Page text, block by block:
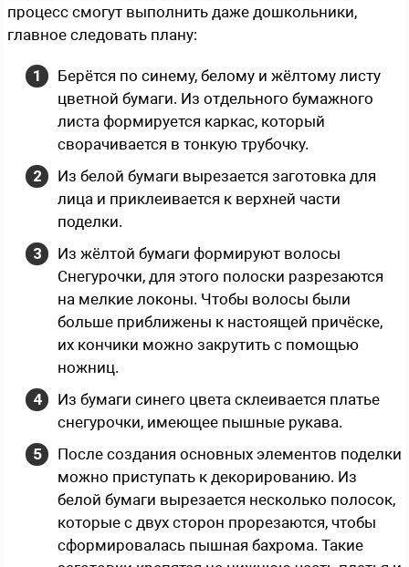
процесс смогут выполнить даже дошкольники,
главное следовать плану:
Берётся по синему, белому и жёлтому листу
цветной бумаги. Из отдельного бумажного
листа формируется каркас, который
сворачивается в тонкую трубочку.
Из белой бумаги вырезается заготовка для
лица и приклеивается к верхней части
поделки.
Из жёлтой бумаги формируют волосы
Снегурочки, для этого полоски разрезаются
на мелкие локоны. Чтобы волосы были
больше приближены к настоящей причёске,
их кончики можно закрутить с помощью
ножниц.
Из бумаги синего цвета склеивается платье
снегурочки, имеющее пышные рукава.
После создания основных элементов поделки
можно приступать к декорированию. Из
белой бумаги вырезается несколько полосок,
которые с двух сторон прорезаются, чтобы
сформировалась пышная бахрома. Такие